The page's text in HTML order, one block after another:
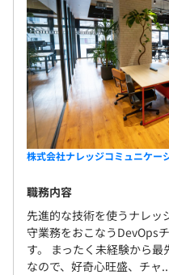
株式会社ナレッジコミュニケー
職務内容
先進的な技術を使うナレッ
守業務をおこなうDevOps
す。 まったく未経験から
なので、好奇心旺盛、チャ